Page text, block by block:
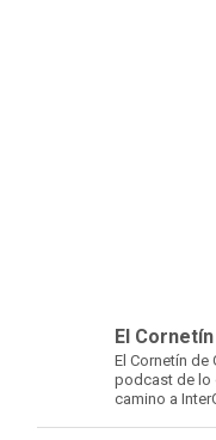
El Cornetín
El Cornetín de
podcast de lo
camino a